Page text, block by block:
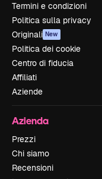
Termini e condizioni
Politica sulla privacy
Originali New
Politica dei cookie
Centro di fiducia
Affiliati
Aziende
Azienda
Prezzi
Chi siamo
Recensioni